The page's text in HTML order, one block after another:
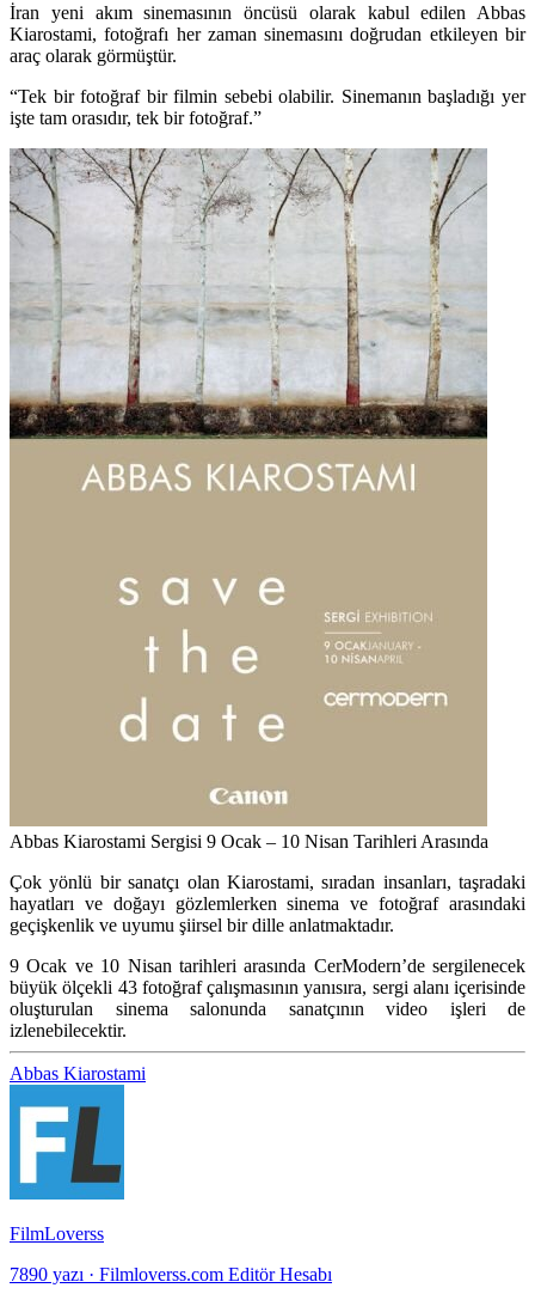
İran yeni akım sinemasının öncüsü olarak kabul edilen Abbas
Kiarostami, fotoğrafı her zaman sinemasını doğrudan etkileyen bir
araç olarak görmüştür.
“Tek bir fotoğraf bir filmin sebebi olabilir. Sinemanın başladığı yer
işte tam orasıdır, tek bir fotoğraf.”
Abbas Kiarostami Sergisi 9 Ocak – 10 Nisan Tarihleri Arasında
Çok yönlü bir sanatçı olan Kiarostami, sıradan insanları, taşradaki
hayatları ve doğayı gözlemlerken sinema ve fotoğraf arasındaki
geçişkenlik ve uyumu şiirsel bir dille anlatmaktadır.
9 Ocak ve 10 Nisan tarihleri arasında CerModern’de sergilenecek
büyük ölçekli 43 fotoğraf çalışmasının yanısıra, sergi alanı içerisinde
oluşturulan sinema salonunda sanatçının video işleri de
izlenebilecektir.
Abbas Kiarostami
FilmLoverss
7890 yazı · Filmloverss.com Editör Hesabı